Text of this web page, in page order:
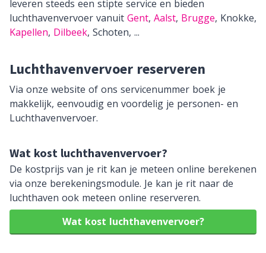
leveren steeds een stipte service en bieden
luchthavenvervoer vanuit Gent, Aalst, Brugge, Knokke,
Kapellen, Dilbeek, Schoten, ...
Luchthavenvervoer reserveren
Via onze website of ons servicenummer boek je
makkelijk, eenvoudig en voordelig je personen- en
Luchthavenvervoer.
Wat kost luchthavenvervoer?
De kostprijs van je rit kan je meteen online berekenen
via onze berekeningsmodule. Je kan je rit naar de
luchthaven ook meteen online reserveren.
Wat kost luchthavenvervoer?